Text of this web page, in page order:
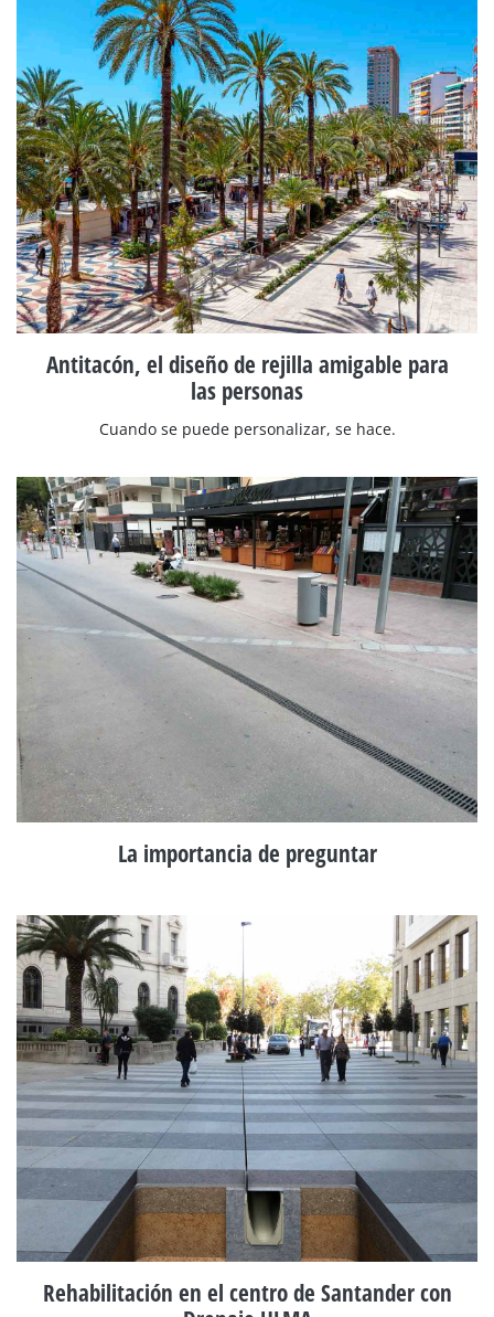
Antitacón, el diseño de rejilla amigable para
las personas
Cuando se puede personalizar, se hace.
La importancia de preguntar
Rehabilitación en el centro de Santander con